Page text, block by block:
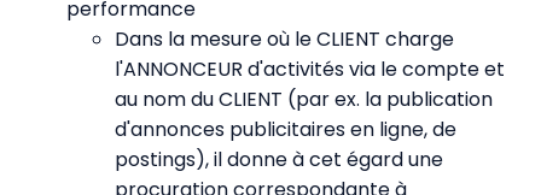
performance
Dans la mesure où le CLIENT charge
l'ANNONCEUR d'activités via le compte et
au nom du CLIENT (par ex. la publication
d'annonces publicitaires en ligne, de
postings), il donne à cet égard une